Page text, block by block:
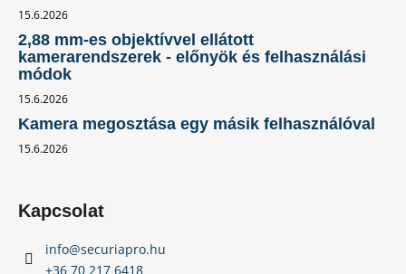
15.6.2026
2,88 mm-es objektívvel ellátott
kamerarendszerek - előnyök és felhasználási
módok
15.6.2026
Kamera megosztása egy másik felhasználóval
15.6.2026
Kapcsolat
info@securiapro.hu
+36 70 217 6418